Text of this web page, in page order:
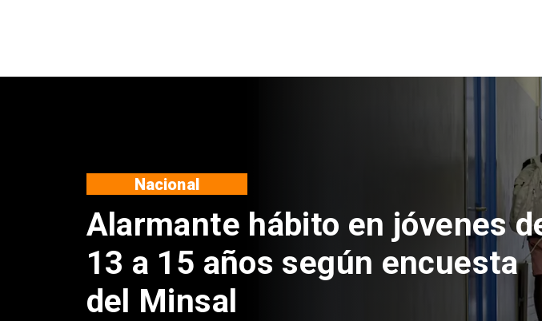
Aprueban creación del Parque
Sebastián Piñera con inversión
de $4 mil millones
Regiones